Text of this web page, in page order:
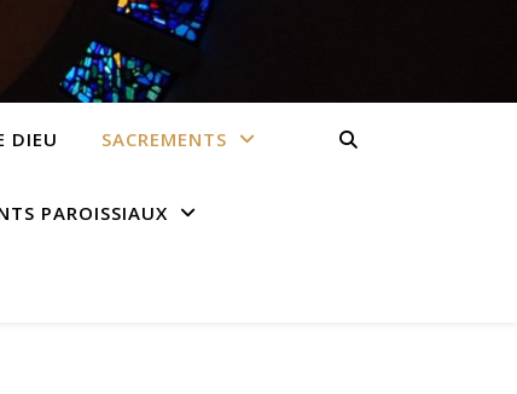
DIEU SACREMENTS
PAROISSIAUX